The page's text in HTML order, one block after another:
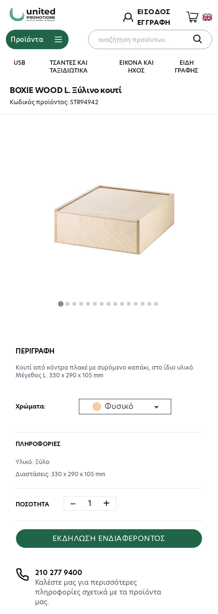
ΕΙΣΟΔΟΣ
ΕΓΓΡΑΦΗ
Προϊόντα
USB
ΤΣΑΝΤΕΣ ΚΑΙ
ΤΑΞΙΔΙΩΤΙΚΑ
ΕΙΚΟΝΑ ΚΑΙ
ΗΧΟΣ
ΕΙΔΗ
ΓΡΑΦΗΣ
BOXIE WOOD L. Ξύλινο κουτί
Κωδικός προϊόντος: STR94942
ΠΕΡΙΓΡΑΦΗ
Κουτί από κόντρα πλακέ με συρόμενο καπάκι, στο ίδιο υλικό.
Μέγεθος L. 330 x 290 x 105 mm
Χρώματα: Φυσικό
ΠΛΗΡΟΦΟΡΙΕΣ
Υλικό: Ξύλο
Διαστάσεις: 330 x 290 x 105 mm
ΠΟΣΟΤΗΤΑ − +
ΕΚΔΗΛΩΣΗ ΕΝΔΙΑΦΕΡΟΝΤΟΣ
210 277 9400
Καλέστε μας για περισσότερες
πληροφορίες σχετικά με τα προϊόντα
μας.
×
Ρωτήστε μας για
MHΝΥΜΑ